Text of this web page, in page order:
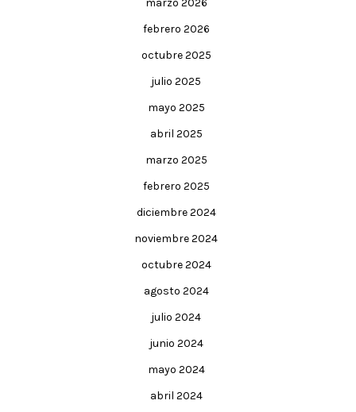
marzo 2026
febrero 2026
octubre 2025
julio 2025
mayo 2025
abril 2025
marzo 2025
febrero 2025
diciembre 2024
noviembre 2024
octubre 2024
agosto 2024
julio 2024
junio 2024
mayo 2024
abril 2024